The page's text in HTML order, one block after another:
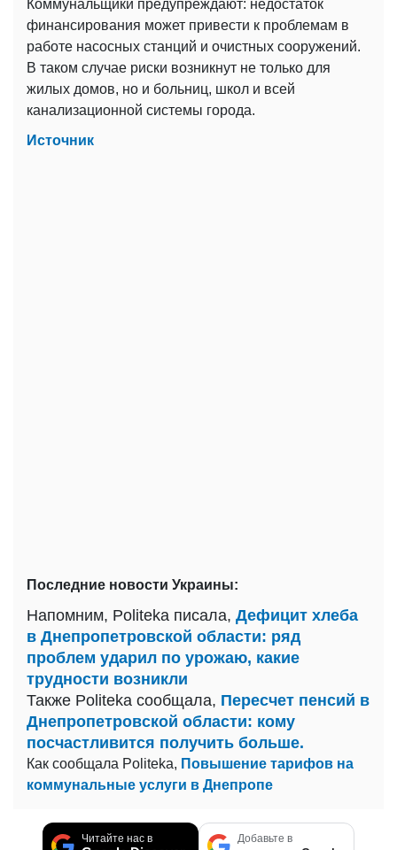
Коммунальщики предупреждают: недостаток
финансирования может привести к проблемам в
работе насосных станций и очистных сооружений.
В таком случае риски возникнут не только для
жилых домов, но и больниц, школ и всей
канализационной системы города.
Источник
Последние новости Украины:
Напомним, Politeka писала, Дефицит хлеба
в Днепропетровской области: ряд
проблем ударил по урожаю, какие
трудности возникли
Также Politeka сообщала, Пересчет пенсий в
Днепропетровской области: кому
посчастливится получить больше.
Как сообщала Politeka, Повышение тарифов на
коммунальные услуги в Днепропе
Читайте нас в Добавьте в